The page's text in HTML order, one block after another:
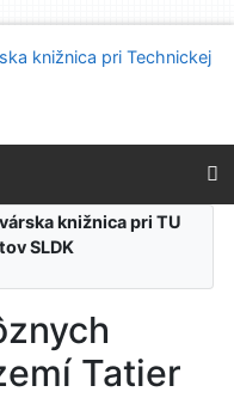
knižnica pri TU
SLDK
Tatier